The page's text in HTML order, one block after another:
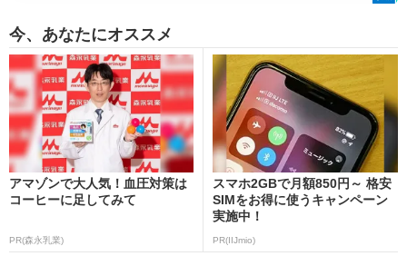
今、あなたにオススメ
アマゾンで大人気！血圧対策は
コーヒーに足してみて
PR(森永乳業)
スマホ2GBで月額850円～ 格安
SIMをお得に使うキャンペーン
実施中！
PR(IIJmio)